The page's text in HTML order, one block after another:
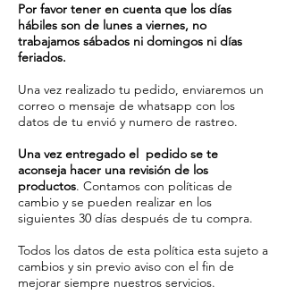
Por favor tener en cuenta que los días
hábiles son de lunes a viernes, no
trabajamos sábados ni domingos ni días
feriados.
Una vez realizado tu pedido, enviaremos un
correo o mensaje de whatsapp con los
datos de tu envió y numero de rastreo.
Una vez entregado el pedido se te
aconseja hacer una revisión de los
productos. Contamos con políticas de
cambio y se pueden realizar en los
siguientes 30 días después de tu compra.
Todos los datos de esta política esta sujeto a
cambios y sin previo aviso con el fin de
mejorar siempre nuestros servicios.